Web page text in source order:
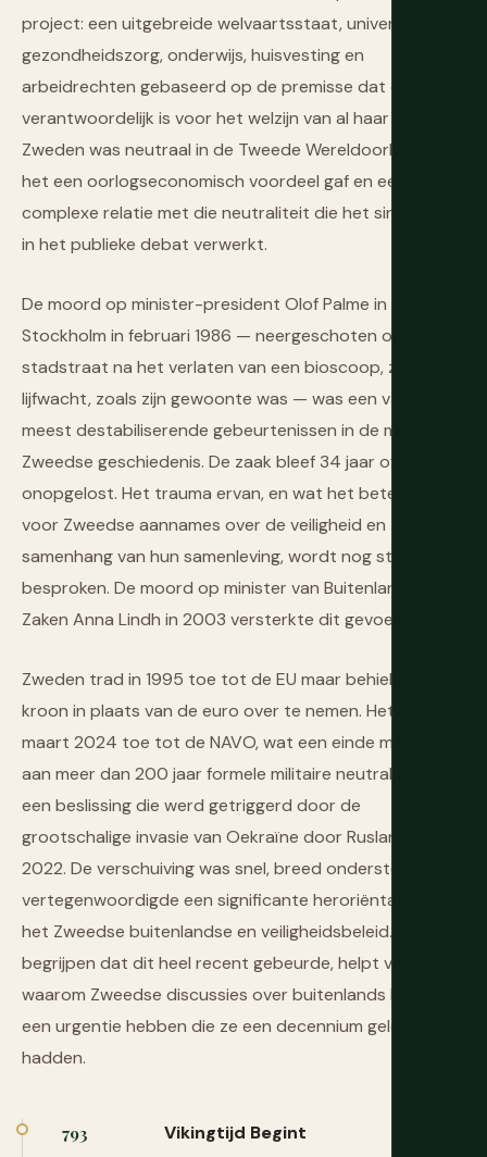
project: een uitgebreide welvaartsstaat, universele
gezondheidszorg, onderwijs, huisvesting en
arbeidrechten gebaseerd op de premisse dat de staat
verantwoordelijk is voor het welzijn van al haar burgers.
Zweden was neutraal in de Tweede Wereldoorlog, wat
het een oorlogseconomisch voordeel gaf en een
complexe relatie met die neutraliteit die het sindsdien
in het publieke debat verwerkt.
De moord op minister-president Olof Palme in
Stockholm in februari 1986 — neergeschoten op een
stadstraat na het verlaten van een bioscoop, zonder
lijfwacht, zoals zijn gewoonte was — was een van de
meest destabiliserende gebeurtenissen in de moderne
Zweedse geschiedenis. De zaak bleef 34 jaar officieel
onopgelost. Het trauma ervan, en wat het betekende
voor Zweedse aannames over de veiligheid en
samenhang van hun samenleving, wordt nog steeds
besproken. De moord op minister van Buitenlandse
Zaken Anna Lindh in 2003 versterkte dit gevoel.
Zweden trad in 1995 toe tot de EU maar behield de
kroon in plaats van de euro over te nemen. Het trad in
maart 2024 toe tot de NAVO, wat een einde maakte
aan meer dan 200 jaar formele militaire neutraliteit —
een beslissing die werd getriggerd door de
grootschalige invasie van Oekraïne door Rusland in
2022. De verschuiving was snel, breed ondersteund en
vertegenwoordigde een significante heroriëntatie van
het Zweedse buitenlandse en veiligheidsbeleid. Het
begrijpen dat dit heel recent gebeurde, helpt verklaren
waarom Zweedse discussies over buitenlands beleid
een urgentie hebben die ze een decennium geleden niet
hadden.
793 Vikingtijd Begint